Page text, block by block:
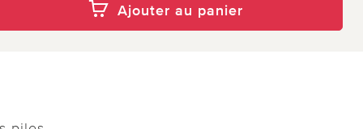
Ajouter au panier